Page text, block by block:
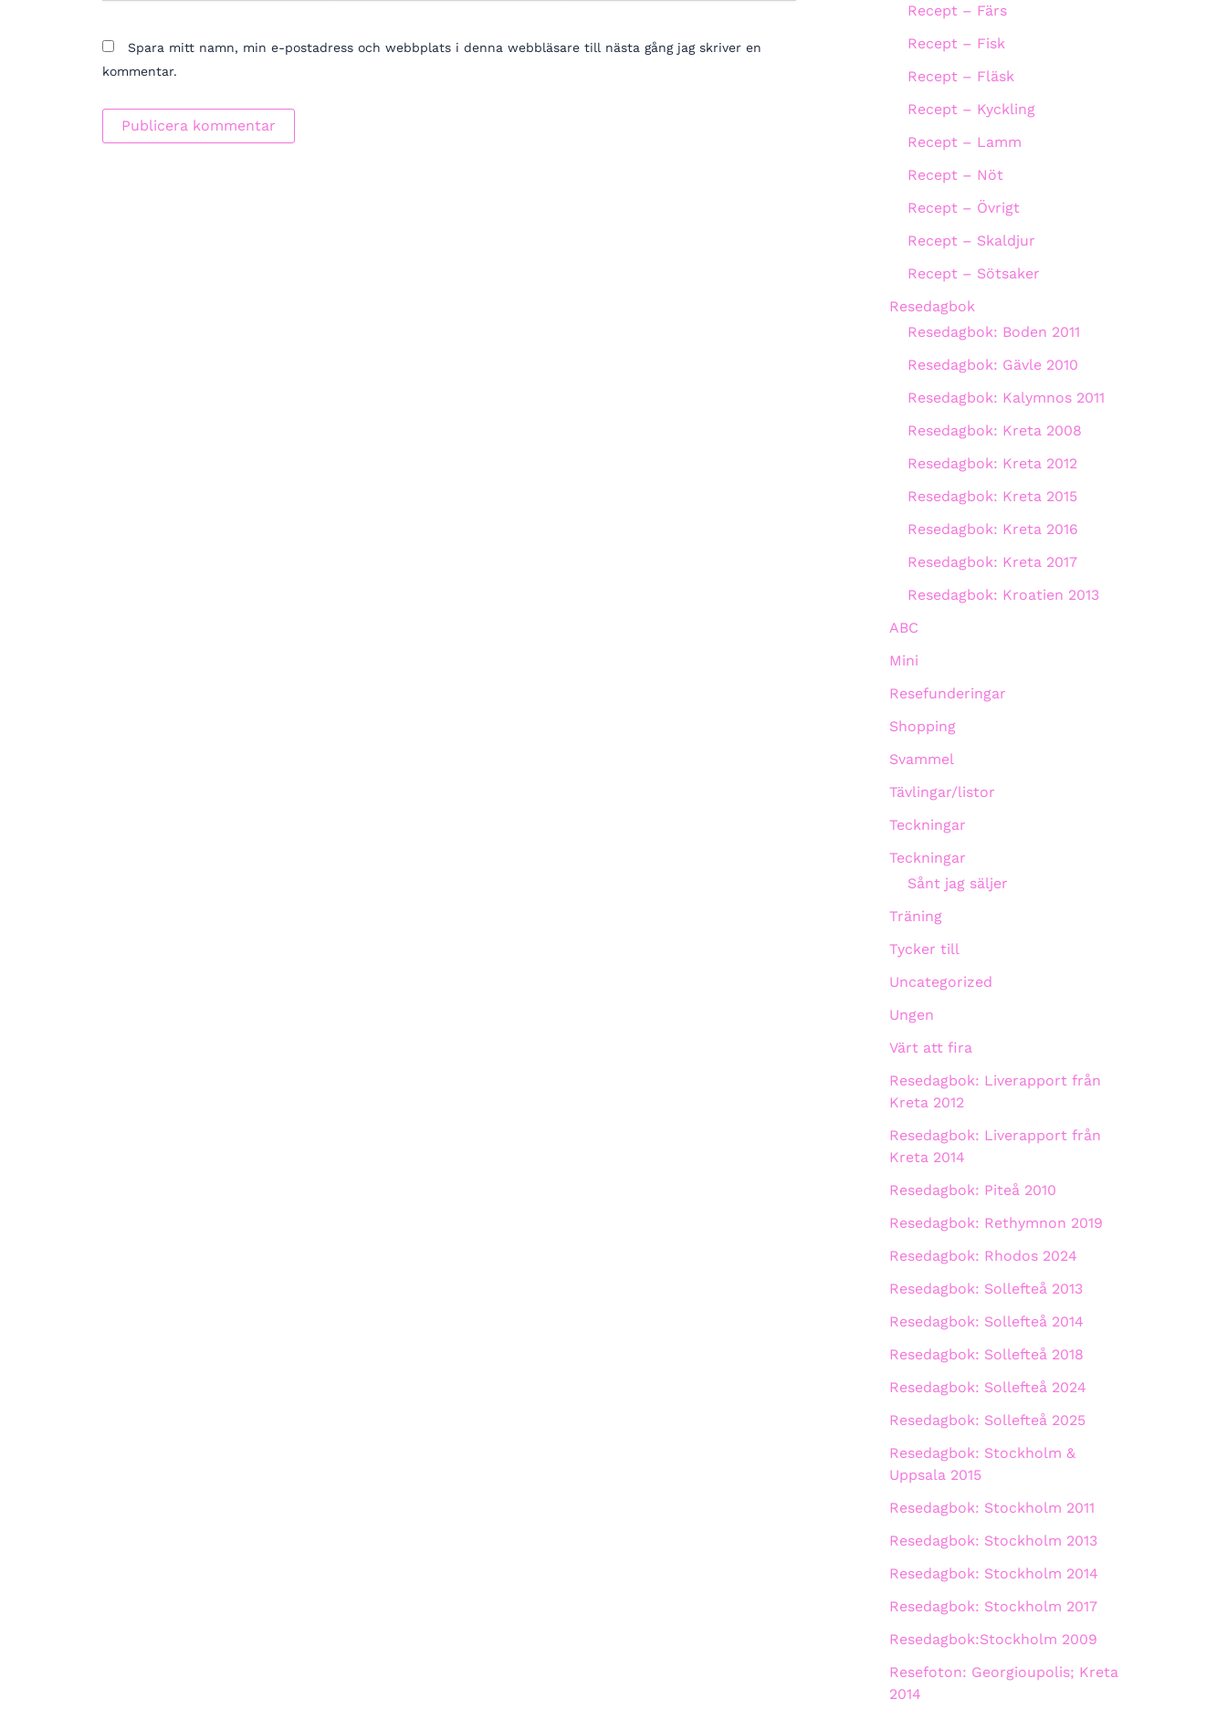
Spara mitt namn, min e-postadress och webbplats i denna webbläsare till nästa gång jag skriver en
kommentar.
Recept – Färs
Recept – Fisk
Recept – Fläsk
Recept – Kyckling
Recept – Lamm
Recept – Nöt
Recept – Övrigt
Recept – Skaldjur
Recept – Sötsaker
Resedagbok
Resedagbok: Boden 2011
Resedagbok: Gävle 2010
Resedagbok: Kalymnos 2011
Resedagbok: Kreta 2008
Resedagbok: Kreta 2012
Resedagbok: Kreta 2015
Resedagbok: Kreta 2016
Resedagbok: Kreta 2017
Resedagbok: Kroatien 2013
ABC
Mini
Resefunderingar
Shopping
Svammel
Tävlingar/listor
Teckningar
Teckningar
Sånt jag säljer
Träning
Tycker till
Uncategorized
Ungen
Värt att fira
Resedagbok: Liverapport från
Kreta 2012
Resedagbok: Liverapport från
Kreta 2014
Resedagbok: Piteå 2010
Resedagbok: Rethymnon 2019
Resedagbok: Rhodos 2024
Resedagbok: Sollefteå 2013
Resedagbok: Sollefteå 2014
Resedagbok: Sollefteå 2018
Resedagbok: Sollefteå 2024
Resedagbok: Sollefteå 2025
Resedagbok: Stockholm &
Uppsala 2015
Resedagbok: Stockholm 2011
Resedagbok: Stockholm 2013
Resedagbok: Stockholm 2014
Resedagbok: Stockholm 2017
Resedagbok:Stockholm 2009
Resefoton: Georgioupolis; Kreta
2014